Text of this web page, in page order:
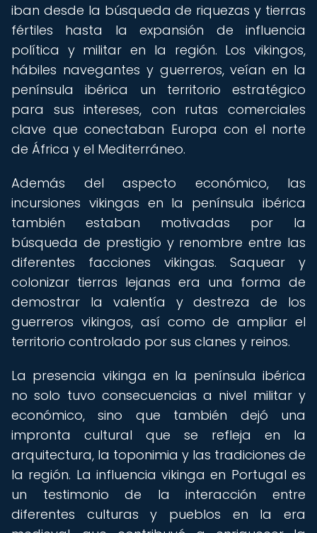
iban desde la búsqueda de riquezas y tierras
fértiles hasta la expansión de influencia
política y militar en la región. Los vikingos,
hábiles navegantes y guerreros, veían en la
península ibérica un territorio estratégico
para sus intereses, con rutas comerciales
clave que conectaban Europa con el norte
de África y el Mediterráneo.
Además del aspecto económico, las
incursiones vikingas en la península ibérica
también estaban motivadas por la
búsqueda de prestigio y renombre entre las
diferentes facciones vikingas. Saquear y
colonizar tierras lejanas era una forma de
demostrar la valentía y destreza de los
guerreros vikingos, así como de ampliar el
territorio controlado por sus clanes y reinos.
La presencia vikinga en la península ibérica
no solo tuvo consecuencias a nivel militar y
económico, sino que también dejó una
impronta cultural que se refleja en la
arquitectura, la toponimia y las tradiciones de
la región. La influencia vikinga en Portugal es
un testimonio de la interacción entre
diferentes culturas y pueblos en la era